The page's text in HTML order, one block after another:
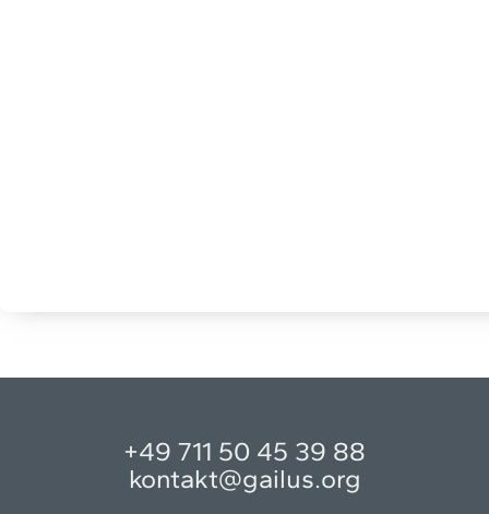
+49 711 50 45 39 88
kontakt@gailus.org